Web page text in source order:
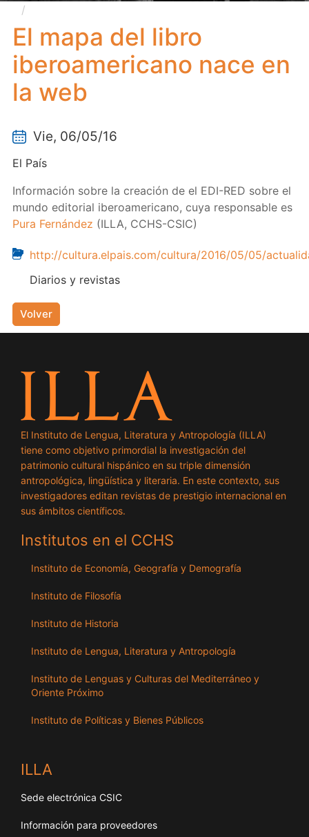
El mapa del libro
iberoamericano nace en
la web
Vie, 06/05/16
El País
Información sobre la creación de el EDI-RED sobre el
mundo editorial iberoamericano, cuya responsable es
Pura Fernández (ILLA, CCHS-CSIC)
http://cultura.elpais.com/cultura/2016/05/05/
Diarios y revistas
Volver
El Instituto de Lengua, Literatura y Antropología (ILLA)
tiene como objetivo primordial la investigación del
patrimonio cultural hispánico en su triple dimensión
antropológica, lingüística y literaria. En este contexto, sus
investigadores editan revistas de prestigio internacional en
sus ámbitos científicos.
Institutos en el CCHS
Instituto de Economía, Geografía y Demografía
Instituto de Filosofía
Instituto de Historia
Instituto de Lengua, Literatura y Antropología
Instituto de Lenguas y Culturas del Mediterráneo y
Oriente Próximo
Instituto de Políticas y Bienes Públicos
ILLA
Sede electrónica CSIC
Información para proveedores